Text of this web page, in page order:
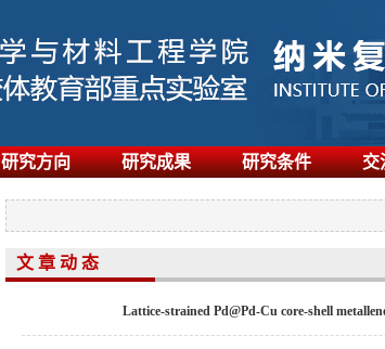
研究方向 研究成果 研究条件 交
文 章 动 态
Lattice-strained Pd@Pd-Cu core-shell